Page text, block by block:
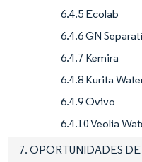
6.4.5 Ecolab
6.4.6 GN
6.4.7 Kemira
6.4.8 Kurita
6.4.9 Ovivo
6.4.10 Veolia
7. OPORTUNIDADES